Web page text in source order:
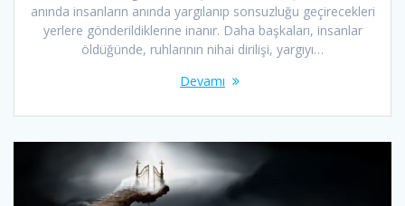
anında insanların anında yargılanıp sonsuzluğu geçirecekleri
yerlere gönderildiklerine inanır. Daha başkaları, insanlar
öldüğünde, ruhlarının nihai dirilişi, yargıyı…
Devamı